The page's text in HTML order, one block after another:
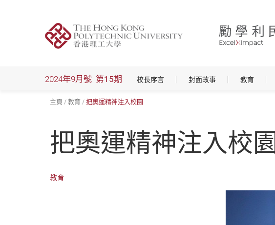
2024年9月號 第15期 校長序言 封面故事 教育
主頁 教育 把奧運精神注入校園
把奧運精神注入校園
教育